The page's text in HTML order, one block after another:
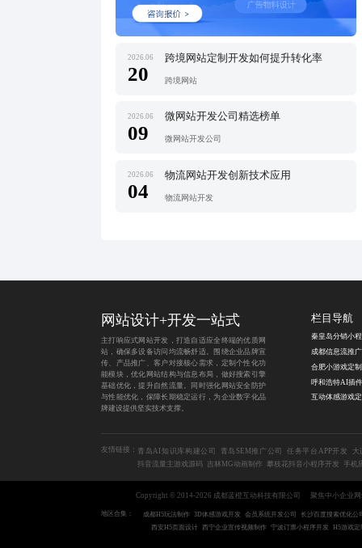
2026.06
20
跨境网站定制开发如何提升转化率
跨境网站
2026.06
09
微网站开发公司精选榜单
微网站开发公司
2026.06
04
物流网站开发创新技术应用
物流网站开发
网站设计+开发一站式
主打响应式网站开发，打造自适应全终端的优质网
站，确保多设备访问均流畅舒适。围绕企业品牌宣
传、产品推广、客户对接核心需求，定制个性化功
能模块，优化网站结构与信息布局，做好搜索引擎
基础优化，提升自然流量。同时强化网站安全防护
与性能优化，保障长期稳定运行，为企业数字化品
牌建设提供坚实技术支撑。
栏目导航
互动体感游戏
友情链接： 青岛AI知识库构建公司 青岛SEM推广公司 任务平台APP开发
大
抖音流量主游戏源码 吉林MG动画制作 攀枝花抖音小程序开发 手机
Copyright © 2014-2026 成都蓝橙互动科技有限公司 聚焦中小企业
地区合集： 成都H5玩法制作 3D体感游戏开发 会员系统开发公司
长沙百度搜索优化公
西安H5页面设计
西宁企业宣传视频制作 宁波订票小程序开发 H5游戏定